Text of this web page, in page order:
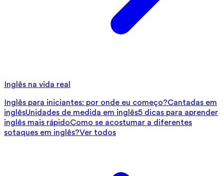
Inglês na vida real
Inglês para iniciantes: por onde eu começo?Cantadas em
inglêsUnidades de medida em inglês5 dicas para aprender
inglês mais rápidoComo se acostumar a diferentes
sotaques em inglês?Ver todos